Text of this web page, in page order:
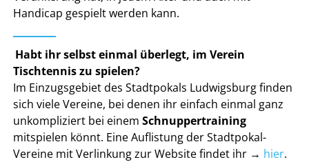
Handicap gespielt werden kann.
Habt ihr selbst einmal überlegt, im Verein
Tischtennis zu spielen?
Im Einzugsgebiet des Stadtpokals Ludwigsburg finden
sich viele Vereine, bei denen ihr einfach einmal ganz
unkompliziert bei einem Schnuppertraining
mitspielen könnt. Eine Auflistung der Stadtpokal-
Vereine mit Verlinkung zur Website findet ihr → hier.